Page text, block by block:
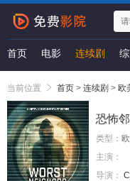
首页 电影 连续剧
当前位置 首页 > 连续剧 > 欧
恐怖
类型：
主演：
导演：